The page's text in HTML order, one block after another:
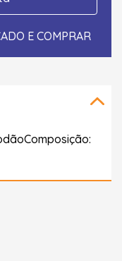
E COMPRAR